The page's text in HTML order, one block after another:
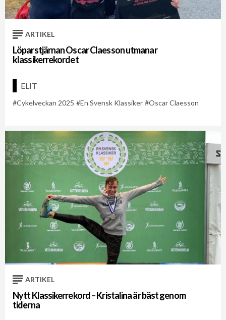
ARTIKEL
Löparstjärnan Oscar Claesson utmanar
klassikerrekordet
ELIT
Cykelveckan 2025 En Svensk Klassiker Oscar Claesson
ARTIKEL
Nytt Klassikerrekord – Kristalina är bäst genom
tiderna